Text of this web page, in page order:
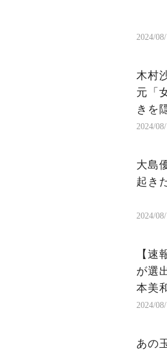
2024/08/
木村
元「
きを
2024/08/
大島
起き
2024/08/
【
が選
本美
2024/08/
あの